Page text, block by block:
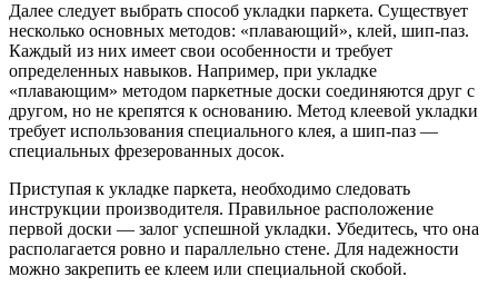
Далее следует выбрать способ укладки паркета. Существует
несколько основных методов: «плавающий», клей, шип-паз.
Каждый из них имеет свои особенности и требует
определенных навыков. Например, при укладке
«плавающим» методом паркетные доски соединяются друг с
другом, но не крепятся к основанию. Метод клеевой укладки
требует использования специального клея, а шип-паз —
специальных фрезерованных досок.
Приступая к укладке паркета, необходимо следовать
инструкции производителя. Правильное расположение
первой доски — залог успешной укладки. Убедитесь, что она
располагается ровно и параллельно стене. Для надежности
можно закрепить ее клеем или специальной скобой.